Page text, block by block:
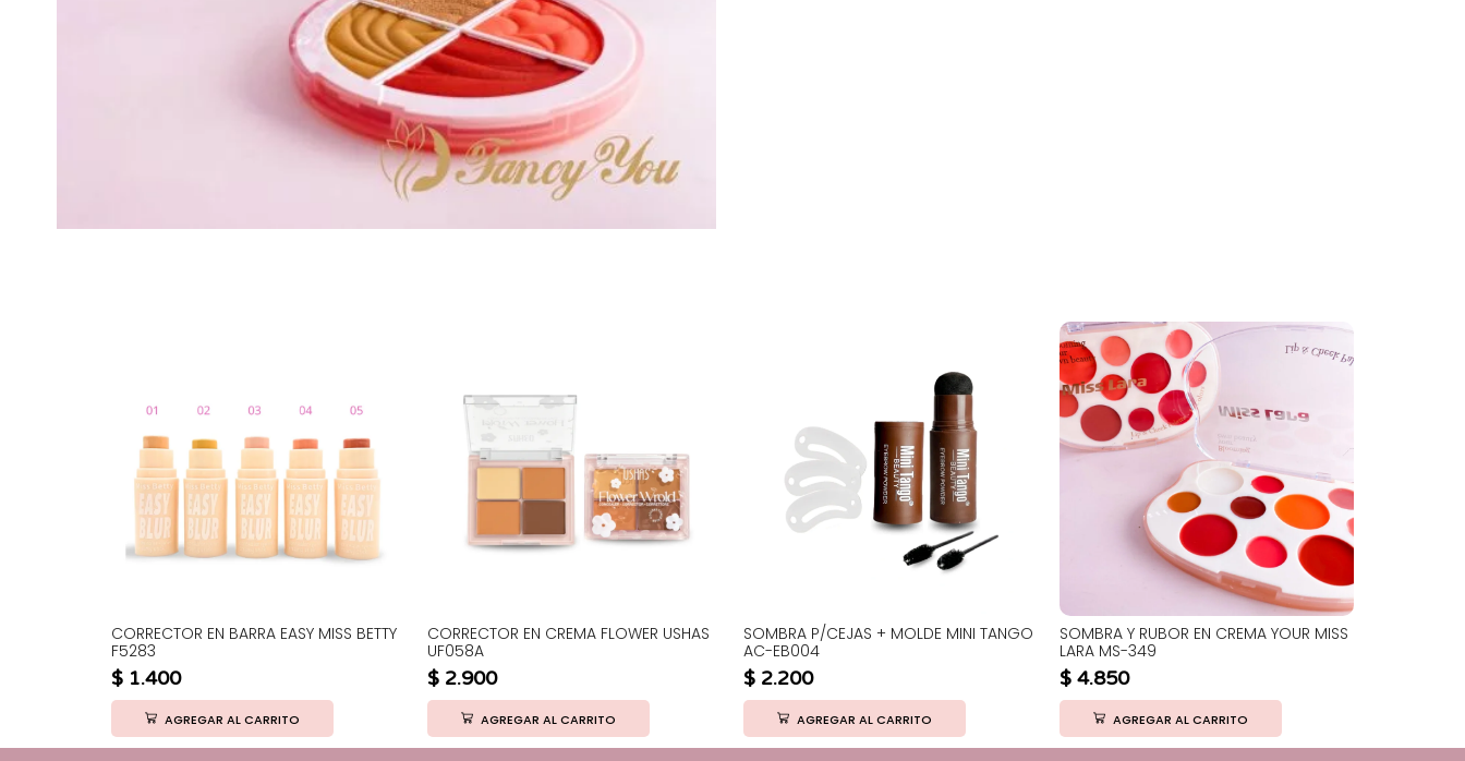
CORRECTOR EN BARRA EASY MISS BETTY
F5283
$ 1.400
AGREGAR AL CARRITO
CORRECTOR EN CREMA FLOWER USHAS
UF058A
$ 2.900
AGREGAR AL CARRITO
SOMBRA P/CEJAS + MOLDE MINI TANGO
AC-EB004
$ 2.200
AGREGAR AL CARRITO
SOMBRA Y RUBOR EN CREMA YOUR MISS
LARA MS-349
$ 4.850
AGREGAR AL CARRITO